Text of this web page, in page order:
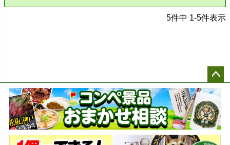
5件中 1-5件表示
ペー
ジト
ップ
へ